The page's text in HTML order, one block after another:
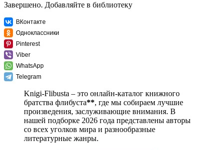
Завершено. Добавляйте в библиотеку
ВКонтакте
Одноклассники
Pinterest
Viber
WhatsApp
Telegram
Knigi-Flibusta – это онлайн-каталог книжного
братства флибуста**, где мы собираем лучшие
произведения, заслуживающие внимания. В
нашей подборке 2026 года представлены авторы
со всех уголков мира и разнообразные
литературные жанры.